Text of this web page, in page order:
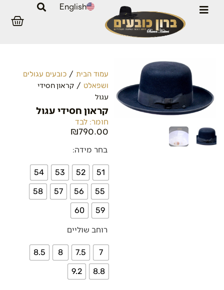
English
עמוד הבית /כובעים עגולים
ושפאלט / קראון חסידי
עגול
קראון חסידי עגול
חומר: לבד
₪790.00
בחר מידה:
51
52
53
54
55
56
57
58
59
60
רוחב שוליים
7
7.5
8
8.5
8.8
9.2